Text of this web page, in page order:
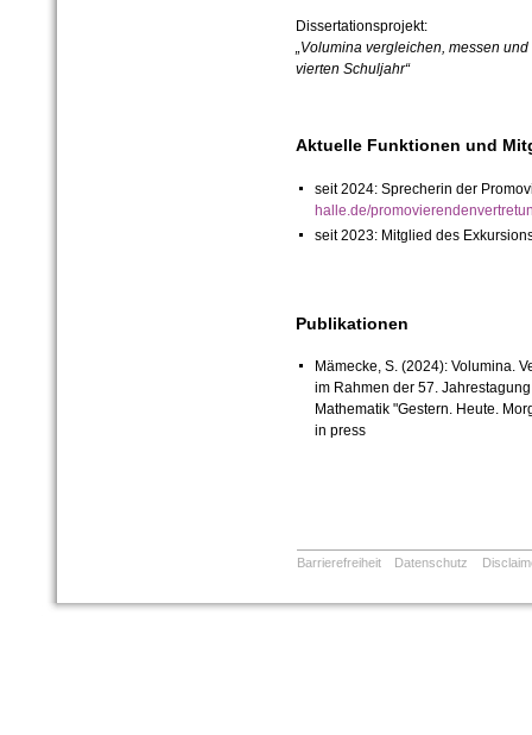
Dissertationsprojekt:
„Volumina vergleichen, messen
vierten Schuljahr“
Aktuelle Funktionen und
seit 2024: Sprecherin der
halle.de/
seit 2023: Mitglied des
Publikationen
Mämecke, S. (2024): Volumina.
im Rahmen der 57.
Mathematik "Gestern. Heute.
in press
Barrierefreiheit Datenschutz